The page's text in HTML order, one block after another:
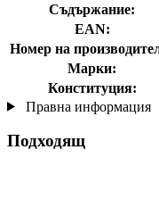
Съдържание:
EAN:
Номер на
Марки:
Конституция:
Правна информация
Подходящ